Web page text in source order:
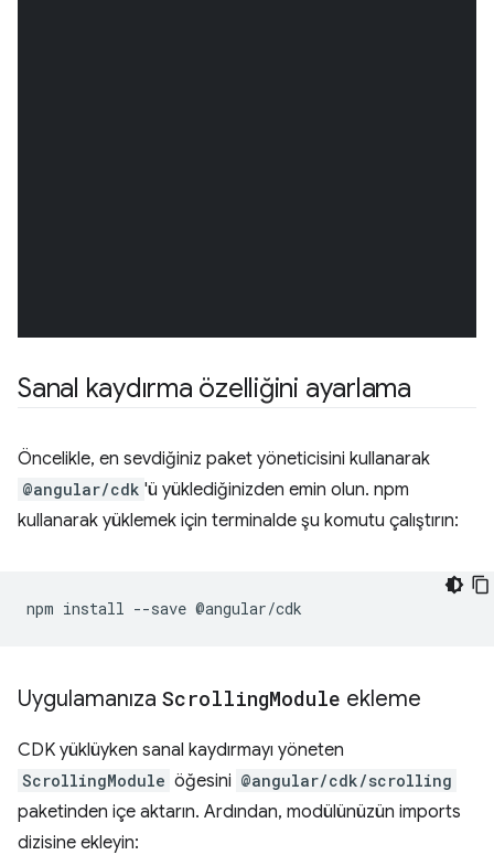
Sanal kaydırma özelliğini ayarlama
Öncelikle, en sevdiğiniz paket yöneticisini kullanarak
@angular/cdk 'ü yüklediğinizden emin olun. npm
kullanarak yüklemek için terminalde şu komutu çalıştırın:
npm install --save
Uygulamanıza ScrollingModule ekleme
CDK yüklüyken sanal kaydırmayı yöneten
ScrollingModule öğesini @angular/cdk/scrolling
paketinden içe aktarın. Ardından, modülünüzün imports
dizisine ekleyin: